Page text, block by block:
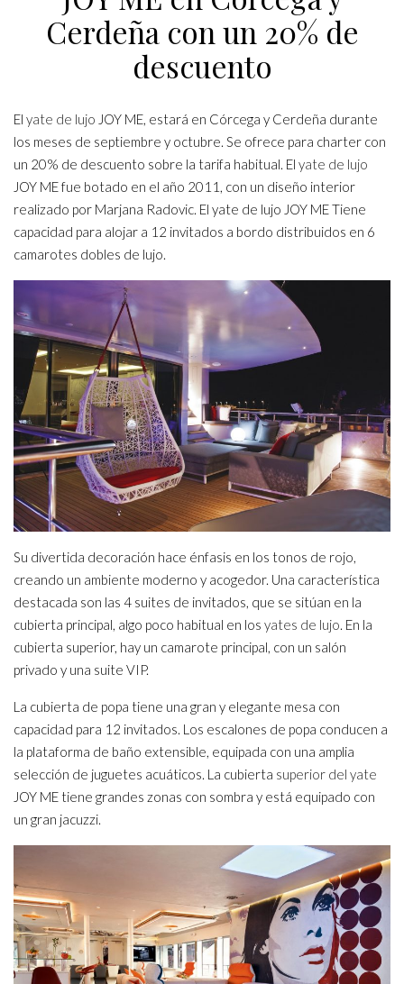
Cerdeña con un 20% de
descuento
El yate de lujo JOY ME, estará en Córcega y Cerdeña durante
los meses de septiembre y octubre. Se ofrece para charter con
un 20% de descuento sobre la tarifa habitual. El yate de lujo
JOY ME fue botado en el año 2011, con un diseño interior
realizado por Marjana Radovic. El yate de lujo JOY ME Tiene
capacidad para alojar a 12 invitados a bordo distribuidos en 6
camarotes dobles de lujo.
Su divertida decoración hace énfasis en los tonos de rojo,
creando un ambiente moderno y acogedor. Una característica
destacada son las 4 suites de invitados, que se sitúan en la
cubierta principal, algo poco habitual en los yates de lujo. En la
cubierta superior, hay un camarote principal, con un salón
privado y una suite VIP.
La cubierta de popa tiene una gran y elegante mesa con
capacidad para 12 invitados. Los escalones de popa conducen a
la plataforma de baño extensible, equipada con una amplia
selección de juguetes acuáticos. La cubierta superior del yate
JOY ME tiene grandes zonas con sombra y está equipado con
un gran jacuzzi.